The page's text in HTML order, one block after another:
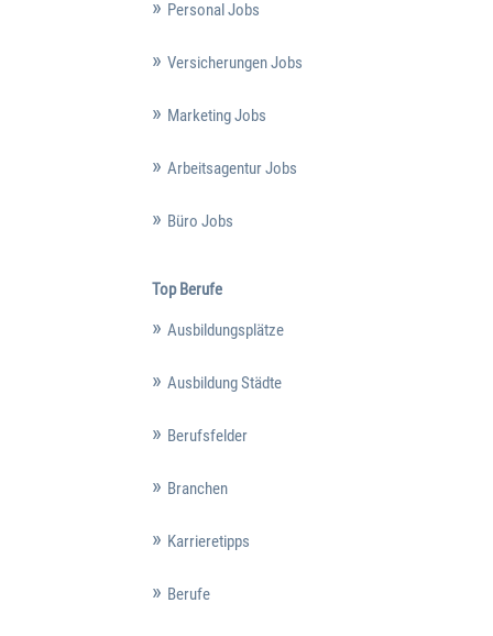
Personal Jobs
Versicherungen Jobs
Marketing Jobs
Arbeitsagentur Jobs
Büro Jobs
Top Berufe
Ausbildungsplätze
Ausbildung Städte
Berufsfelder
Branchen
Karrieretipps
Berufe